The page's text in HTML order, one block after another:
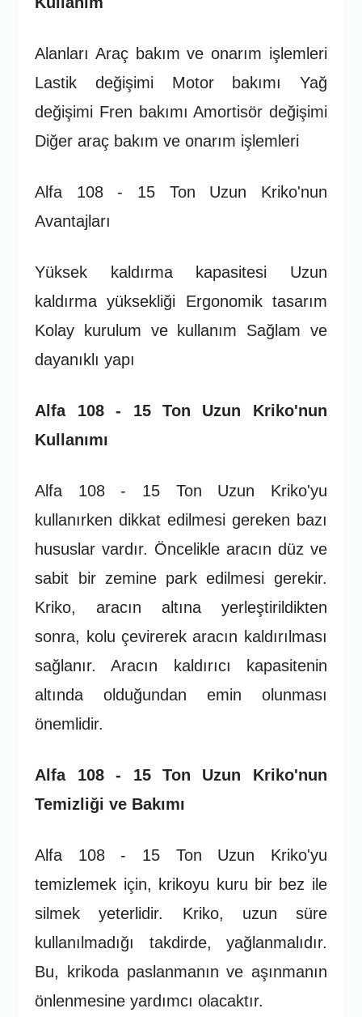
Alanları Araç bakım ve onarım işlemleri
Lastik değişimi Motor bakımı Yağ
değişimi Fren bakımı Amortisör değişimi
Diğer araç bakım ve onarım işlemleri
Alfa 108 - 15 Ton Uzun Kriko'nun
Avantajları
Yüksek kaldırma kapasitesi Uzun
kaldırma yüksekliği Ergonomik tasarım
Kolay kurulum ve kullanım Sağlam ve
dayanıklı yapı
Alfa 108 - 15 Ton Uzun Kriko'nun
Kullanımı
Alfa 108 - 15 Ton Uzun Kriko'yu
kullanırken dikkat edilmesi gereken bazı
hususlar vardır. Öncelikle aracın düz ve
sabit bir zemine park edilmesi gerekir.
Kriko, aracın altına yerleştirildikten
sonra, kolu çevirerek aracın kaldırılması
sağlanır. Aracın kaldırıcı kapasitenin
altında olduğundan emin olunması
önemlidir.
Alfa 108 - 15 Ton Uzun Kriko'nun
Temizliği ve Bakımı
Alfa 108 - 15 Ton Uzun Kriko'yu
temizlemek için, krikoyu kuru bir bez ile
silmek yeterlidir. Kriko, uzun süre
kullanılmadığı takdirde, yağlanmalıdır.
Bu, krikoda paslanmanın ve aşınmanın
önlenmesine yardımcı olacaktır.